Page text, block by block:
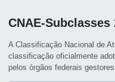
CNAE-Subclasses
A Classificação Nacional de
classificação oficialmente
pelos órgãos federais